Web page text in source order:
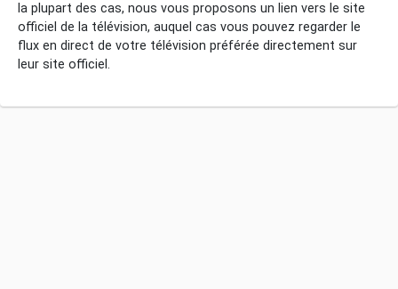
la plupart des cas, nous vous proposons un lien vers le site
officiel de la télévision, auquel cas vous pouvez regarder le
flux en direct de votre télévision préférée directement sur
leur site officiel.